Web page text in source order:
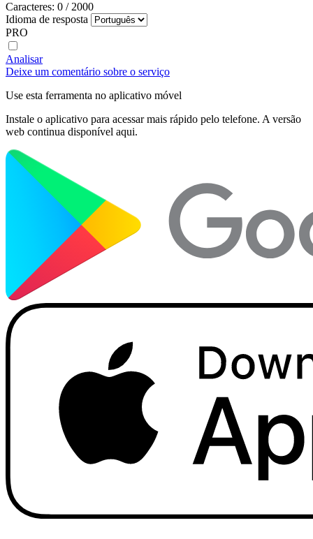
Caracteres: 0 / 2000
Idioma de resposta
PRO
Analisar
Deixe um comentário sobre o serviço
Use esta ferramenta no aplicativo móvel
Instale o aplicativo para acessar mais rápido pelo telefone. A versão
web continua disponível aqui.